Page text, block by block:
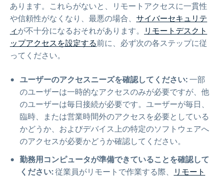
あります。これらがないと、リモートアクセスに一貫性
や信頼性がなくなり、最悪の場合、 サイバーセキュリテ
ィが不十分になるおそれがあります。
リモートデスクト
ップアクセスを設定する前に、必ず次の各ステップに従
ってください。
ユーザーのアクセスニーズを確認してください:一部
のユーザーは一時的なアクセスのみが必要ですが、他
のユーザーは毎日接続が必要です。ユーザーが毎日、
臨時、または営業時間外のアクセスを必要としている
かどうか、およびデバイス上の特定のソフトウェアへ
のアクセスが必要かどうか確認してください。
勤務用コンピュータが準備できていることを確認して
ください:従業員がリモートで作業する際、
リモート